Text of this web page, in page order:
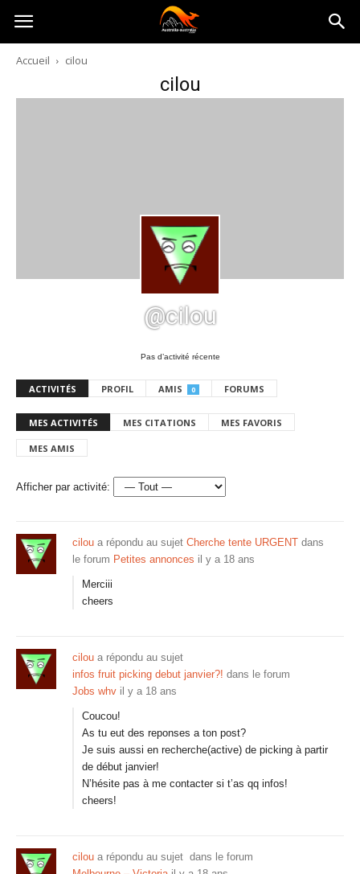
Australia-
australie.com
Accueil cilou
cilou
@cilou
Pas d’activité récente
ACTIVITÉS PROFIL AMIS 0 FORUMS
MES ACTIVITÉS MES CITATIONS MES FAVORIS
MES AMIS
Afficher par activité:
cilou a répondu au sujet Cherche tente URGENT dans
le forum Petites annonces il y a 18 ans
Merciii
cheers
cilou a répondu au sujet
infos fruit picking debut janvier?! dans le forum
Jobs whv il y a 18 ans
Coucou!
As tu eut des reponses a ton post?
Je suis aussi en recherche(active) de picking à partir
de début janvier!
N’hésite pas à me contacter si t’as qq infos!
cheers!
cilou a répondu au sujet dans le forum